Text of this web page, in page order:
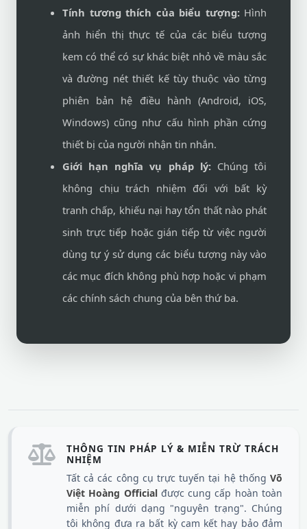
Tính tương thích của biểu tượng:Hình
ảnh hiển thị thực tế của các biểu tượng
kem có thể có sự khác biệt nhỏ về màu sắc
và đường nét thiết kế tùy thuộc vào từng
phiên bản hệ điều hành (Android, iOS,
Windows) cũng như cấu hình phần cứng
thiết bị của người nhận tin nhắn.
Giới hạn nghĩa vụ pháp lý:Chúng tôi
không chịu trách nhiệm đối với bất kỳ
tranh chấp, khiếu nại hay tổn thất nào phát
sinh trực tiếp hoặc gián tiếp từ việc người
dùng tự ý sử dụng các biểu tượng này vào
các mục đích không phù hợp hoặc vi phạm
các chính sách chung của bên thứ ba.
THÔNG TIN PHÁP LÝ & MIỄN TRỪ TRÁCH
NHIỆM
Tất cả các công cụ trực tuyến tại hệ thống Võ
Việt Hoàng Officialđược cung cấp hoàn toàn
miễn phí dưới dạng "nguyên trạng". Chúng
tôi không đưa ra bất kỳ cam kết hay bảo đảm